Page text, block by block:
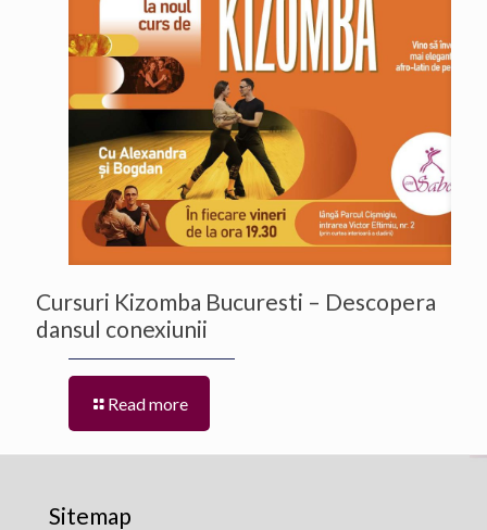
Cursuri Kizomba Bucuresti – Descopera
dansul conexiunii
Read more
Sitemap